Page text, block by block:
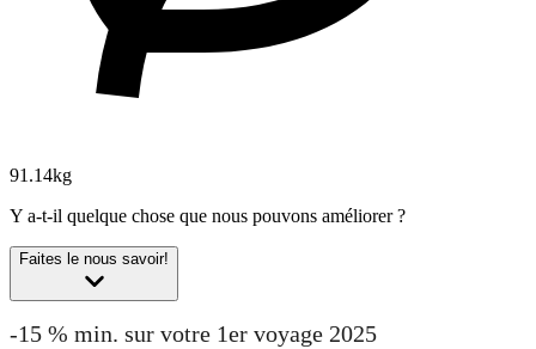
91.14kg
Y a-t-il quelque chose que nous pouvons améliorer ?
Faites le nous savoir!
-15 % min. sur votre 1er voyage 2025